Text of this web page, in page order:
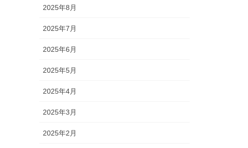
2025年8月
2025年7月
2025年6月
2025年5月
2025年4月
2025年3月
2025年2月